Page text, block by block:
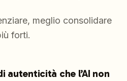
meglio consolidare
forti.
autenticità che l’AI non